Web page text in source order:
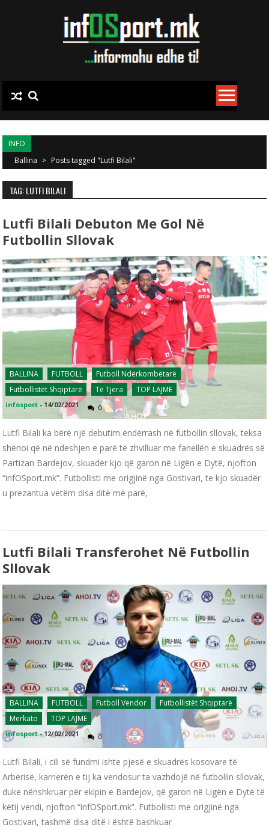
INFO
Ballina > Posts tagged "Lutfi Bilali"
TAG: LUTFI BILALI
Lutfi Bilali Debuton Me Gol Në
Futbollin Sllovak
BALLINA FUTBOLL
Futboll Ndërkombëtarë
Futbollistët Shqiptarë
Të Tjera TOP LAJME
infosport - 14/02/2021 0
Lutfi Bilali ka bërë një debutim ëndërrash në futbollin sllovak, teksa
shënoi që në ndeshjen e parë të zhvilluar me fanellën e skuadrës së
Partizan Bardejov, skuadër kjo që garon në Ligën e Dytë, njofton
“infOSport.mk”. Futbollisti me origjinë nga Gostivari, te kjo skuadër
u prezantua vetëm disa ditë më parë,
Lutfi Bilali Transferohet Në Futbollin
Sllovak
BALLINA FUTBOLL Futboll Vendor
Futbollistët Shqiptarë
Merkato
TOP LAJME
infosport -12/02/2021 0
Lutfi Bilali, i cili së fundmi ishte pjesë e skuadrës kosovare të
Arbërisë, karrierën e tij ka vendosur ta vazhdojë në futbollin sllovak,
duke nënshkruar për ekipin e Bardejov, që garon në Ligën e Dytë të
këtij vendi, njofton “infOSport.mk”. Futbollisti me origjinë nga
Gostivari, tashmë disa ditë i është bashkuar